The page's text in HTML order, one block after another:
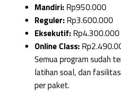
Mandiri:Rp950.000
Reguler:Rp3.600.000
Eksekutif:Rp4.300.000
Online Class:
Semua program sudah
latihan soal, dan
per paket.